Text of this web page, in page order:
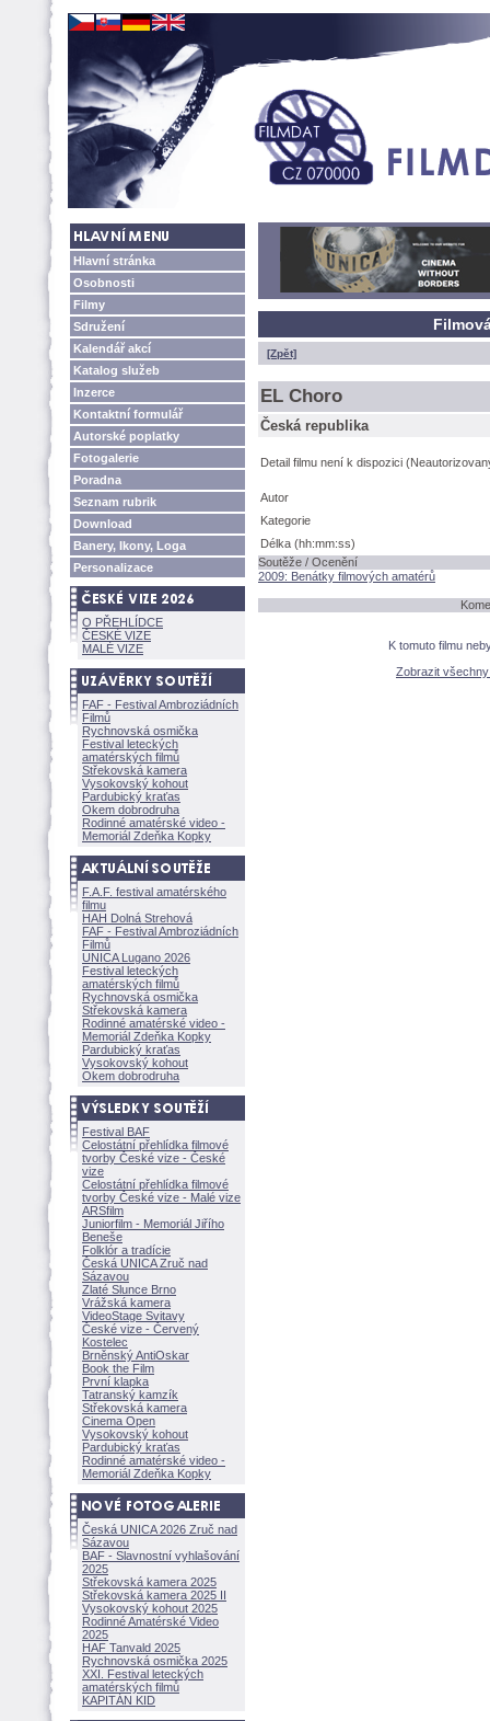
Hlavní stránka
Osobnosti
Filmy
Sdružení
Kalendář akcí
Katalog služeb
Inzerce
Kontaktní formulář
Autorské poplatky
Fotogalerie
Poradna
Seznam rubrik
Download
Banery, Ikony, Loga
Personalizace
O PŘEHLÍDCE
ČESKÉ VIZE
MALÉ VIZE
FAF - Festival Ambroziádních
Filmů
Rychnovská osmička
Festival leteckých
amatérských filmů
Střekovská kamera
Vysokovský kohout
Pardubický kraťas
Okem dobrodruha
Rodinné amatérské video -
Memoriál Zdeňka Kopky
F.A.F. festival amatérského
filmu
HAH Dolná Strehov
FAF - Festival Ambroziádních
Filmů
UNICA Lugano 2026
Festival leteckých
amatérských filmů
Rychnovská osmička
Střekovská kamera
Rodinné amatérské video -
Memoriál Zdeňka Kopky
Pardubický kraťas
Vysokovský kohout
Okem dobrodruha
Festival BAF
Celostátní přehlídka filmové
tvorby České vize - České
vize
Celostátní přehlídka filmové
tvorby České vize - Malé vize
ARSfilm
Juniorfilm - Memoriál Jiřího
Beneše
Folklór a tradície
Česká UNICA Zruč nad
Sázavou
Zlaté Slunce Brno
Vrážská kamera
VideoStage Svitavy
České vize - Červený
Kostelec
Brněnský AntiOskar
Book the Film
První klapka
Tatranský kamzík
Střekovská kamera
Cinema Open
Vysokovský kohout
Pardubický kraťas
Rodinné amatérské video -
Memoriál Zdeňka Kopky
Česká UNICA 2026 Zruč nad
Sázavou
BAF - Slavnostní vyhlašování
2025
Střekovská kamera 2025
Střekovská kamera 2025 II
Vysokovský kohout 2025
Rodinné Amatérské Video
2025
HAF Tanvald 2025
Rychnovská osmička 2025
XXI. Festival leteckých
amatérských filmů
KAPITÁN KID
[Zpět]
EL Choro
Česká republika
Detail filmu není k dispozici
Autor
Kategorie
Délka (hh:mm:ss)
Soutěže / Ocenění
2009: Benátky filmových amatérů
K tomuto filmu
Zobrazit